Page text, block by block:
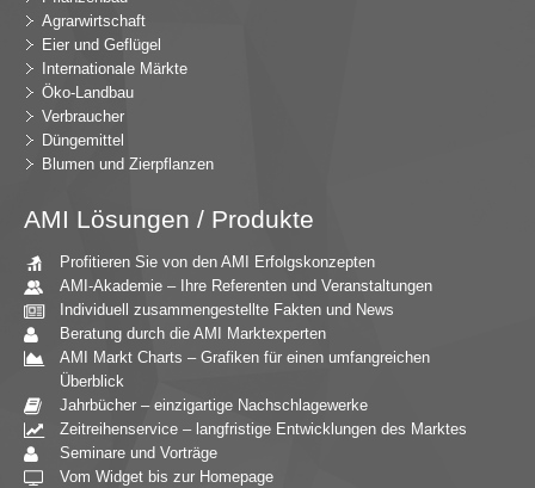
Agrarwirtschaft
Eier und Geflügel
Internationale Märkte
Öko-Landbau
Verbraucher
Düngemittel
Blumen und Zierpflanzen
AMI Lösungen / Produkte
Profitieren Sie von den AMI Erfolgskonzepten
AMI-Akademie – Ihre Referenten und Veranstaltungen
Individuell zusammengestellte Fakten und News
Beratung durch die AMI Marktexperten
AMI Markt Charts – Grafiken für einen umfangreichen
Überblick
Jahrbücher – einzigartige Nachschlagewerke
Zeitreihenservice – langfristige Entwicklungen des Marktes
Seminare und Vorträge
Vom Widget bis zur Homepage